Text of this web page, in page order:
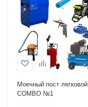
Моечный пост легковой
COMBO №1